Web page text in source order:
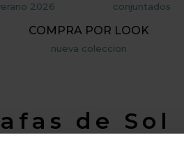
2026 conjuntados
COMPRA POR LOOK
nueva coleccion
de Sol